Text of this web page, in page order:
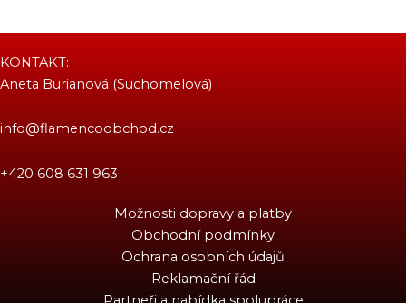
KONTAKT:
Aneta Burianová (Suchomelová)
info@flamencoobchod.cz
+420 608 631 963
Možnosti dopravy a platby
Obchodní podmínky
Ochrana osobních údajů
Reklamační řád